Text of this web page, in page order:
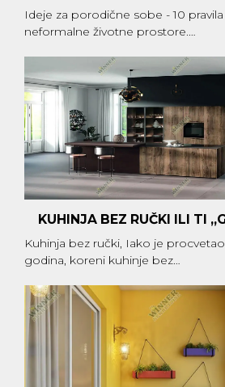
Ideje za porodične sobe - 10 pravila
neformalne životne prostore.…
KUHINJA BEZ RUČKI ILI TI
Kuhinja bez ručki, Iako je
godina, koreni kuhinje bez…